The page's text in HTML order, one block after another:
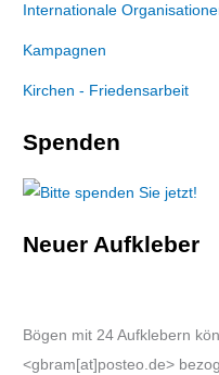
Internationale
Kampagnen
Kirchen - Friedensarbeit
Spenden
Neuer Aufkleber
Bögen mit 24 Aufklebern
<gbram[at]posteo.de>